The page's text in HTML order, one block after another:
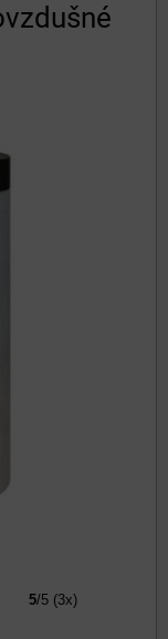
5/5 (3x)